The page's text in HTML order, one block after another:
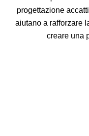
progettazione
aiutano a rafforzare
creare una